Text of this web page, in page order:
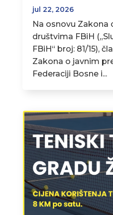
jul 22, 2026
Na osnovu Zakona
društvima FBiH
FBiH“ broj: 81/15),
Zakona o javnim
Federaciji Bosne i...